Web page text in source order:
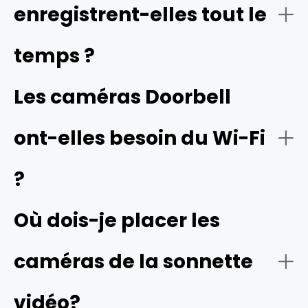
généralement sur une carte microSD ou sur un disque
dur. Ainsi, vous n'avez pas à payer d'abonnement
mensuel et vous avez davantage de contrôle sur vos
enregistrements.
enregistrent-elles tout le
temps ?
Les caméras Doorbell
ont-elles besoin du Wi-Fi
?
Où dois-je placer les
caméras de la sonnette